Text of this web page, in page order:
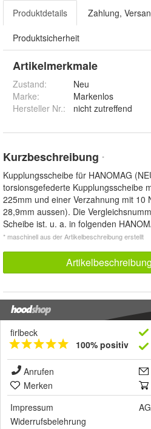
Produktdetails Zahlung,
Produktsicherheit
Artikelmerkmale
Zustand:
Neu
Marke:
Markenlos
Hersteller Nr.:
nicht zutreffend
Kurzbeschreibung *
Kupplungsscheibe für HANOMAG
torsionsgefederte Kupplungsscheibe
225mm und einer Verzahnung mit 10
28,9mm aussen). Die
Scheibe ist. u. a. in folgenden
* maschinell aus der Artikelbeschreibung erstellt
firlbeck
100% positiv
Anrufen
Merken
Impressum
Widerrufsbelehrung